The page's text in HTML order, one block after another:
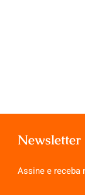
Newsletter
Assine e receba